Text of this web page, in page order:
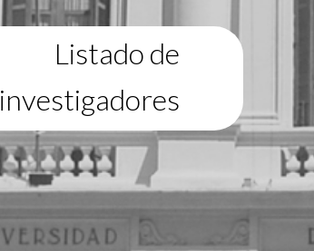
Listado de
investigadores